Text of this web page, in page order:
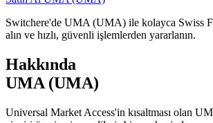
Switchere'de UMA (UMA) ile kolayca Swiss
alın ve hızlı, güvenli işlemlerden yararlanın.
Hakkında
UMA (UMA)
Universal Market Access'in kısaltması olan